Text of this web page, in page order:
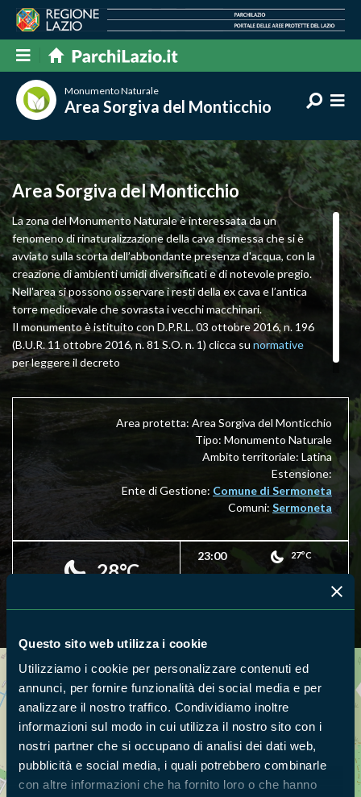
Questo sito web utilizza i cookie
Utilizziamo i cookie per personalizzare contenuti ed
annunci, per fornire funzionalità dei social media e per
analizzare il nostro traffico. Condividiamo inoltre
informazioni sul modo in cui utilizza il nostro sito con i
nostri partner che si occupano di analisi dei dati web,
pubblicità e social media, i quali potrebbero combinarle
con altre informazioni che ha fornito loro o che hanno
Monumento Naturale
Area Sorgiva del Monticchio
Area Sorgiva del Monticchio
La zona del Monumento Naturale è interessata da un
fenomeno di rinaturalizzazione della cava dismessa che si è
avviato sulla scorta dell’abbondante presenza d'acqua, con la
creazione di ambienti umidi diversificati e di notevole pregio.
Nell'area si possono osservare i resti della ex cava e l’antica
torre medioevale che sovrasta i vecchi macchinari.
Il monumento è istituito con D.P.R.L. 03 ottobre 2016, n. 196
(B.U.R. 11 ottobre 2016, n. 81 S.O. n. 1) clicca su normative
per leggere il decreto
Area protetta: Area Sorgiva del Monticchio
Tipo: Monumento Naturale
Ambito territoriale: Latina
Estensione:
Ente di Gestione: Comune di Sermoneta
Comuni: Sermoneta
28°C
23:00 27°C
Cerca nella mappa OPZIONI